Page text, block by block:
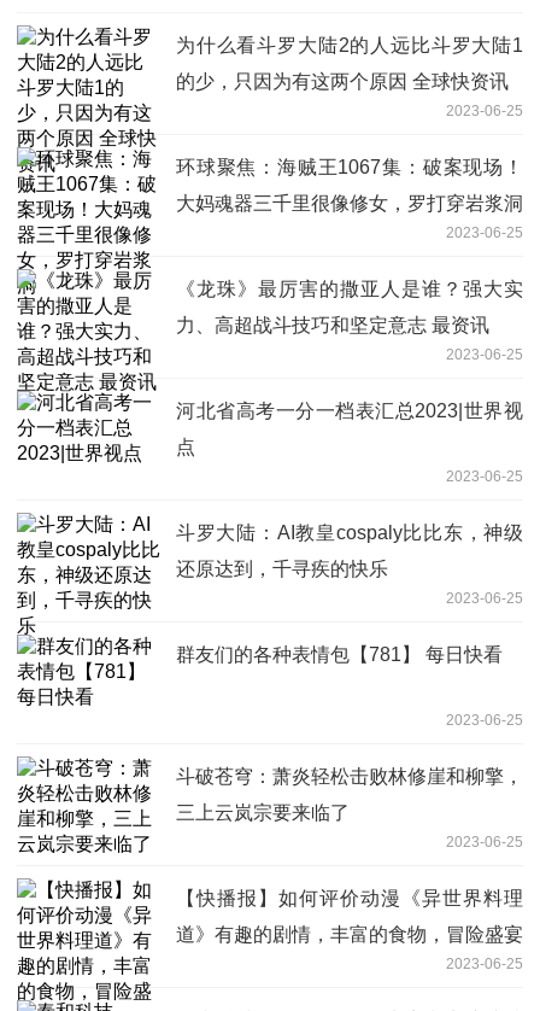
为什么看斗罗大陆2的人远比斗罗大陆1
的少，只因为有这两个原因 全球快资讯
2023-06-25
环球聚焦：海贼王1067集：破案现场！
大妈魂器三千里很像修女，罗打穿岩浆洞
2023-06-25
《龙珠》最厉害的撒亚人是谁？强大实
力、高超战斗技巧和坚定意志 最资讯
2023-06-25
河北省高考一分一档表汇总2023|世界视
点
2023-06-25
斗罗大陆：AI教皇cospaly比比东，神级
还原达到，千寻疾的快乐
2023-06-25
群友们的各种表情包【781】 每日快看
2023-06-25
斗破苍穹：萧炎轻松击败林修崖和柳擎，
三上云岚宗要来临了
2023-06-25
【快播报】如何评价动漫《异世界料理
道》有趣的剧情，丰富的食物，冒险盛宴
2023-06-25